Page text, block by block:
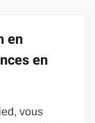
en
en
vous